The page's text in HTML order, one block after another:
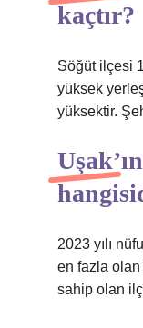
kaçtır?
Söğüt ilçesi
yüksek
yüksektir.
2023 yılı
en fazla
sahip olan